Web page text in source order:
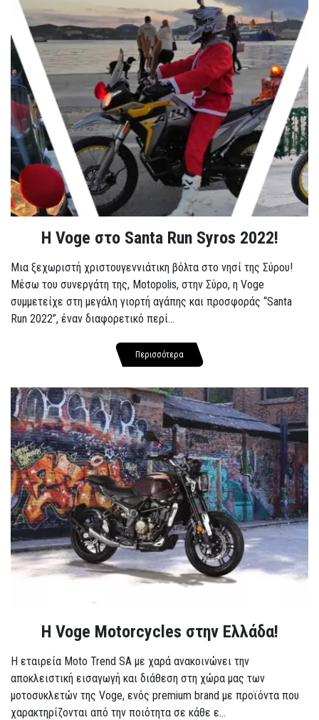
Η Voge στο Santa Run Syros 2022!
Μια ξεχωριστή χριστουγεννιάτικη βόλτα στο νησί της Σύρου!
Μέσω του συνεργάτη της, Motopolis, στην Σύρο, η Voge
συμμετείχε στη μεγάλη γιορτή αγάπης και προσφοράς “Santa
Run 2022”, έναν διαφορετικό περί...
Περισσότερα
H Voge Motorcycles στην Ελλάδα!
Η εταιρεία Moto Trend SA με χαρά ανακοινώνει την
αποκλειστική εισαγωγή και διάθεση στη χώρα μας των
μοτοσυκλετών της Voge, ενός premium brand με προϊόντα που
χαρακτηρίζονται από την ποιότητα σε κάθε ε...